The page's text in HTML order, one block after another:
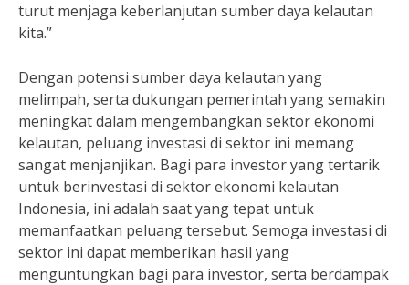
turut menjaga keberlanjutan sumber daya kelautan
kita.”
Dengan potensi sumber daya kelautan yang
melimpah, serta dukungan pemerintah yang semakin
meningkat dalam mengembangkan sektor ekonomi
kelautan, peluang investasi di sektor ini memang
sangat menjanjikan. Bagi para investor yang tertarik
untuk berinvestasi di sektor ekonomi kelautan
Indonesia, ini adalah saat yang tepat untuk
memanfaatkan peluang tersebut. Semoga investasi di
sektor ini dapat memberikan hasil yang
menguntungkan bagi para investor, serta berdampak